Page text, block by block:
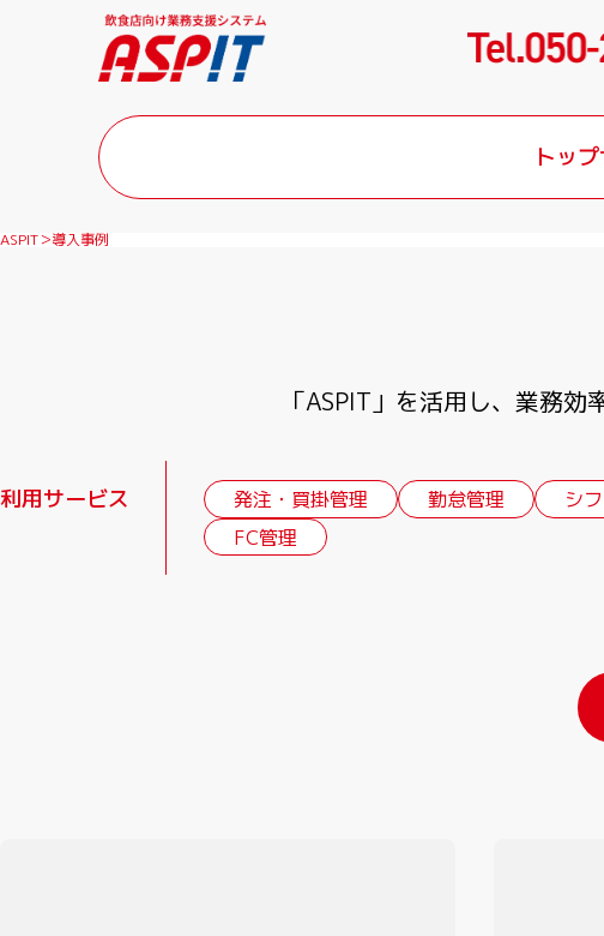
トップ
ASPIT 導入事例
「ASPIT」を活用し、業務
利用サービス 発注・買掛管理 勤怠管理 シ
FC管理